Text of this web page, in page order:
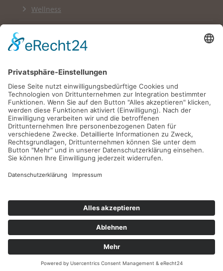
Wellness
Links
Datenschutzerklärung
Newsletter
English Version
Copyright 2026 Hotel Café Schwaiger | Konzept und Design
FuchsEDV GmbH & Co. KG